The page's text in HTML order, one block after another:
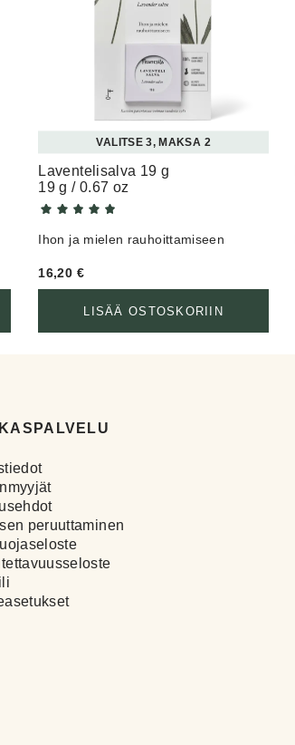
VALITSE 3, MAKSA 2
Laventelisalva 19 g
19 g / 0.67 oz
Ihon ja mielen rauhoittamiseen
16,20 €
LISÄÄ OSTOSKORIIN
peruuttaminen